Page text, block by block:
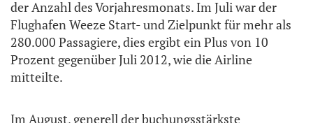
der Anzahl des Vorjahresmonats. Im Juli war der
Flughafen Weeze Start- und Zielpunkt für mehr als
280.000 Passagiere, dies ergibt ein Plus von 10
Prozent gegenüber Juli 2012, wie die Airline
mitteilte.
Im August, generell der buchungsstärkste